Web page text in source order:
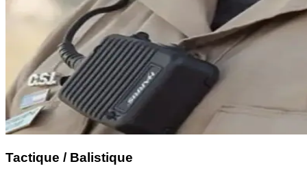
Tactique / Balistique